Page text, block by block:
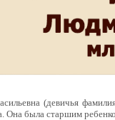
(девичья
Она была старшим